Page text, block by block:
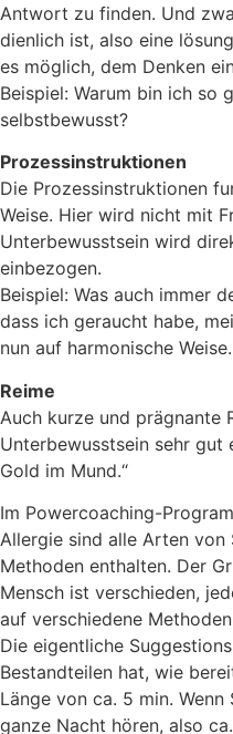
Antwort zu finden. Und
dienlich ist, also eine
es möglich, dem Denken
Beispiel: Warum bin ich so
selbstbewusst?
Prozessinstruktionen
Die Prozessinstruktionen
Weise. Hier wird nicht mit
Unterbewusstsein wird
einbezogen.
Beispiel: Was auch immer
dass ich geraucht habe,
nun auf harmonische Weise.
Reime
Auch kurze und prägnante
Unterbewusstsein sehr gut
Gold im Mund.“
Im Powercoaching-
Allergie sind alle Arten von
Methoden enthalten. Der
Mensch ist verschieden,
auf verschiedene
Die eigentliche
Bestandteilen hat, wie
Länge von ca. 5 min.
ganze Nacht hören, also